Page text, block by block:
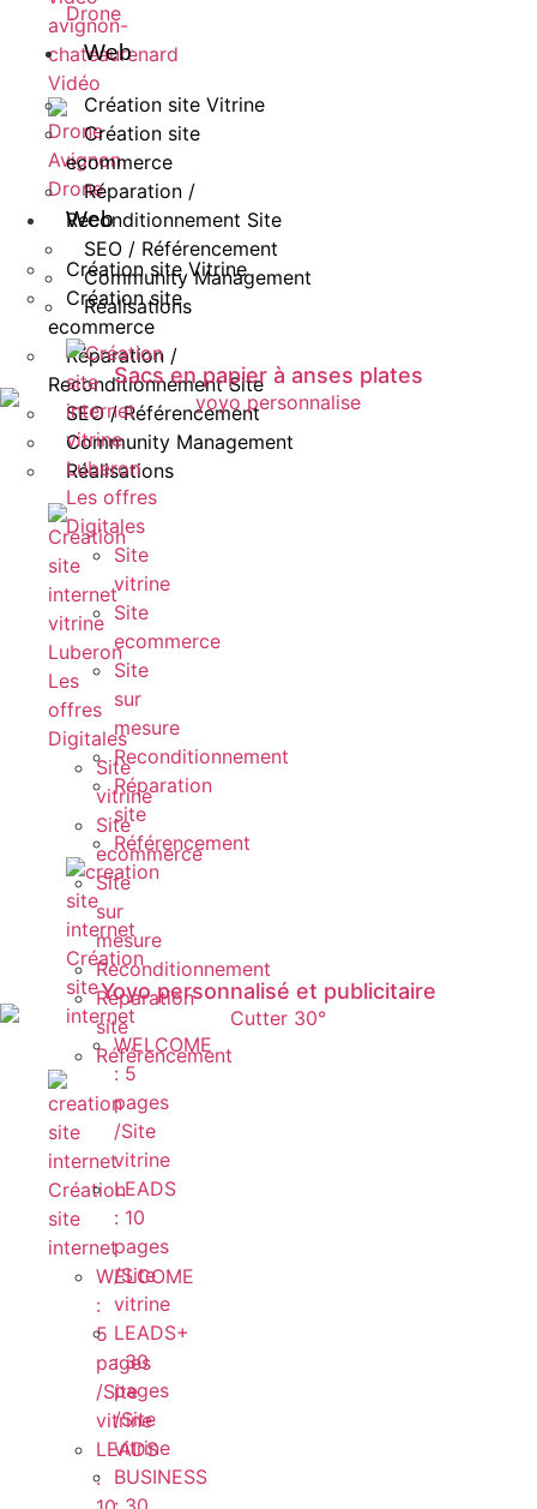
Vidéo
Drone
Web
Création site Vitrine
Création site
ecommerce
Réparation /
Reconditionnement Site
SEO / Référencement
Community Management
Réalisations
Les
offres
Digitales
Site
vitrine
Site
ecommerce
Site
sur
mesure
Reconditionnement
Réparation
site
Référencement
Création
site
internet
WELCOME
:
5
pages
/Site
vitrine
LEADS
:
Drone
Web
Création site Vitrine
Création site
ecommerce
Réparation /
Reconditionnement Site
SEO / Référencement
Community Management
Réalisations
Les offres
Digitales
Site
vitrine
Site
ecommerce
Site
sur
mesure
Reconditionnement
Réparation
site
Référencement
Création
site
internet
WELCOME
: 5
pages
/Site
vitrine
LEADS
: 10
pages
/Site
vitrine
LEADS+
: 30
pages
/Site
vitrine
BUSINESS
Sacs en papier à anses plates
Yoyo personnalisé et publicitaire